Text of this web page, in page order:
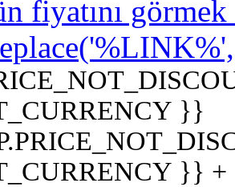
fiyatını
}}
}}